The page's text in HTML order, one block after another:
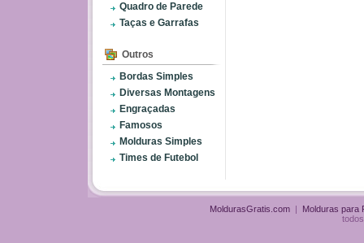
Quadro de Parede
Taças e Garrafas
Outros
Bordas Simples
Diversas Montagens
Engraçadas
Famosos
Molduras Simples
Times de Futebol
MoldurasGratis.com | Molduras